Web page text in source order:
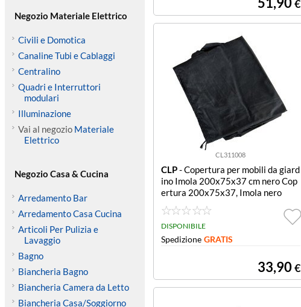
Negozio Materiale Elettrico
Civili e Domotica
Canaline Tubi e Cablaggi
Centralino
Quadri e Interruttori
modulari
Illuminazione
Vai al negozio Materiale
Elettrico
Negozio Casa & Cucina
Arredamento Bar
Arredamento Casa Cucina
Articoli Per Pulizia e
Lavaggio
Bagno
Biancheria Bagno
Biancheria Camera da Letto
Biancheria Casa/Soggiorno
€
CL311008
CLP- Copertura per mobili da giard
ino Imola 200x75x37 cm nero Cop
ertura 200x75x37, Imola nero
DISPONIBILE
Spedizione GRATIS
33,90€